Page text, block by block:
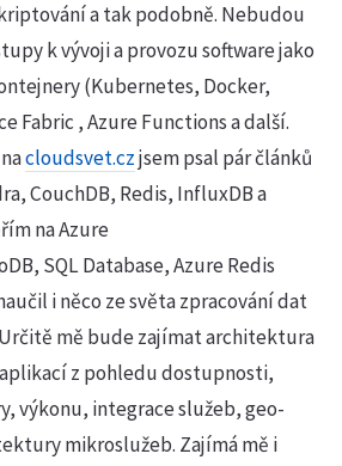
a tak podobně. Nebudou
k vývoji a provozu software jako
(Kubernetes, Docker,
Fabric , Azure Functions a další.
cloudsvet.czjsem psal pár článků
CouchDB, Redis, InfluxDB a
na Azure
SQL Database, Azure Redis
i něco ze světa zpracování dat
mě bude zajímat architektura
z pohledu dostupnosti,
výkonu, integrace služeb, geo-
mikroslužeb. Zajímá mě i